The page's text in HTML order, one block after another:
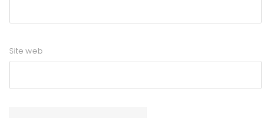
Site web